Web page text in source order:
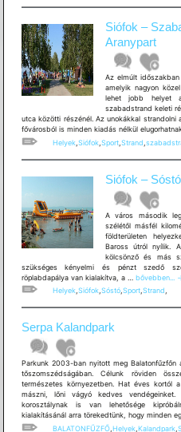
Siófok –
Aranypart
Az elmúlt
amelyik nagyon
lehet jobb helyet
szabadstrand keleti
utca közötti részénél. Az unokákkal
fővárosból is minden kiadás nélkül
Helyek, Siófok, Sport, Strand
Siófok –
A város második
szélétől másfél
földterületen
Baross útról nyílik.
kölcsönző és más
szükséges kényelmi és pénzt szedő
röplabdapálya van kialakítva, a … Siófok
Sóstói
strand
bővebben...
Helyek,Siófok,Sóstó,Sport,Strand,
Serpa Kalandpark
Parkunk 2003-ban nyitott meg
tőszomszédságában. Célunk röviden
természetes környezetben. Hat éves kortól
mászni, lőni vágyó kedves vendégeinket.
korosztálynak is van lehetősége
kialakításánál arra törekedtünk, hogy minden
BALATONFŰZFŐ, Helyek, Kalandpark,